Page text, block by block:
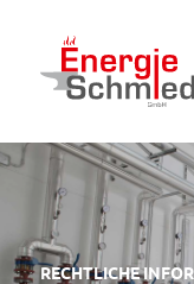
RECHTLICHE